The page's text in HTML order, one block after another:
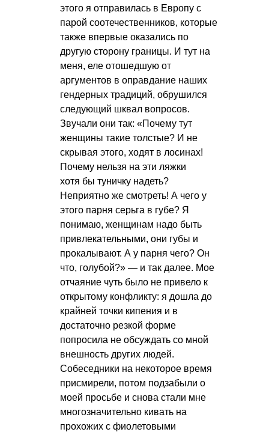
этого я отправилась в Европу с
парой соотечественников, которые
также впервые оказались по
другую сторону границы. И тут на
меня, еле отошедшую от
аргументов в оправдание наших
гендерных традиций, обрушился
следующий шквал вопросов.
Звучали они так: «Почему тут
женщины такие толстые? И не
скрывая этого, ходят в лосинах!
Почему нельзя на эти ляжки
хотя бы туничку надеть?
Неприятно же смотреть! А чего у
этого парня серьга в губе? Я
понимаю, женщинам надо быть
привлекательными, они губы и
прокалывают. А у парня чего? Он
что, голубой?» — и так далее. Мое
отчаяние чуть было не привело к
открытому конфликту: я дошла до
крайней точки кипения и в
достаточно резкой форме
попросила не обсуждать со мной
внешность других людей.
Собеседники на некоторое время
присмирели, потом подзабыли о
моей просьбе и снова стали мне
многозначительно кивать на
прохожих с фиолетовыми